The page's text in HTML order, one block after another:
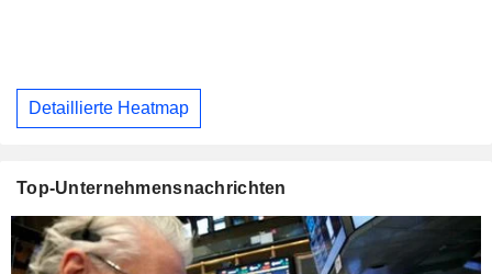
Detaillierte Heatmap
Top-Unternehmensnachrichten